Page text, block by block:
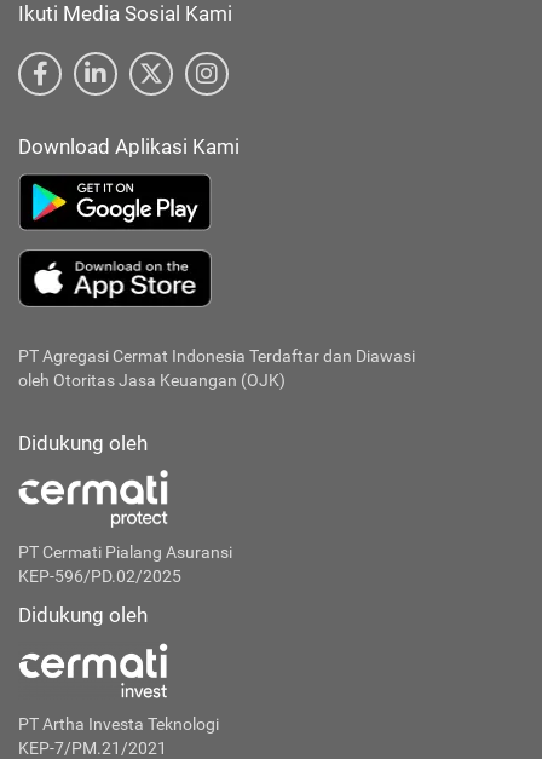
Ikuti Media Sosial Kami
Download Aplikasi Kami
PT Agregasi Cermat Indonesia Terdaftar dan Diawasi
oleh Otoritas Jasa Keuangan (OJK)
Didukung oleh
PT Cermati Pialang Asuransi
KEP-596/PD.02/2025
Didukung oleh
PT Artha Investa Teknologi
KEP-7/PM.21/2021